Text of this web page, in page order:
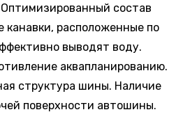
состав
канавки, расположенные по
выводят воду.
аквапланированию.
структура шины. Наличие
поверхности автошины.